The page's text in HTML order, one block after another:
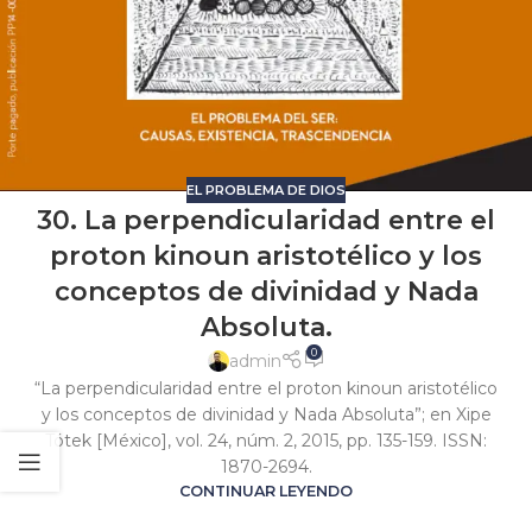
EL PROBLEMA DE DIOS
30. La perpendicularidad entre el
proton kinoun aristotélico y los
conceptos de divinidad y Nada
Absoluta.
admin 0
“La perpendicularidad entre el proton kinoun aristotélico
y los conceptos de divinidad y Nada Absoluta”; en Xipe
Tótek [México], vol. 24, núm. 2, 2015, pp. 135-159. ISSN:
1870-2694.
CONTINUAR LEYENDO